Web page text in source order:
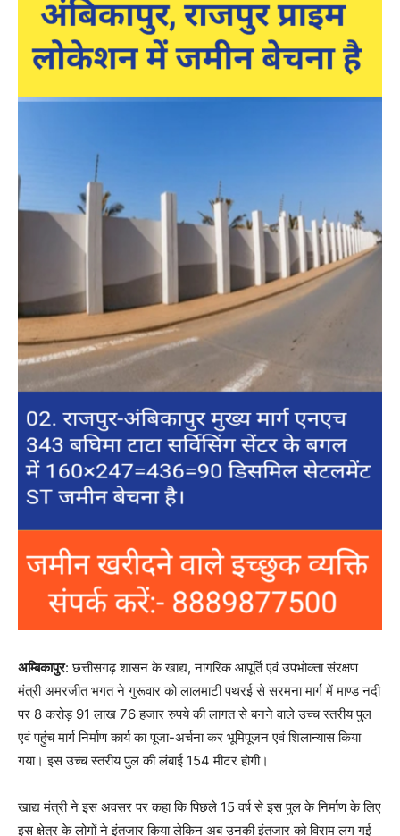
अम्बिकापुर: छत्तीसगढ़ शासन के खाद्य, नागरिक आपूर्ति एवं उपभोक्ता संरक्षण
मंत्री अमरजीत भगत ने गुरूवार को लालमाटी पथरई से सरमना मार्ग में माण्ड नदी
पर 8 करोड़ 91 लाख 76 हजार रुपये की लागत से बनने वाले उच्च स्तरीय पुल
एवं पहुंच मार्ग निर्माण कार्य का पूजा-अर्चना कर भूमिपूजन एवं शिलान्यास किया
गया। इस उच्च स्तरीय पुल की लंबाई 154 मीटर होगी।
खाद्य मंत्री ने इस अवसर पर कहा कि पिछले 15 वर्ष से इस पुल के निर्माण के लिए
इस क्षेत्र के लोगों ने इंतजार किया लेकिन अब उनकी इंतजार को विराम लग गई